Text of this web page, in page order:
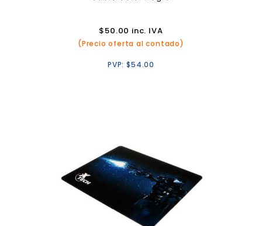
$50.00 inc. IVA
(Precio oferta al contado)
PVP:$54.00